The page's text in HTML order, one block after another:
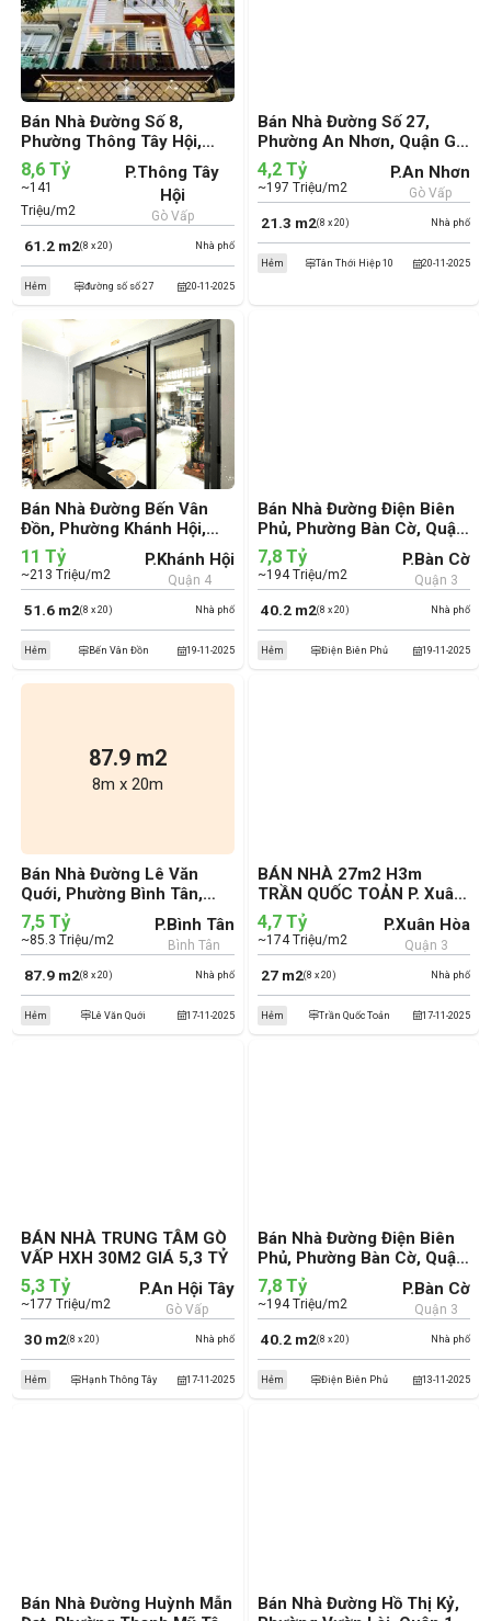
Bán Nhà Đường Số 8,
Phường Thông Tây Hội,
Quận Gò Vấp (cũ)
Nhà phố
61.2 m2(8 x 20)
8,6 Tỷ
~141
Triệu/m2
P.Thông Tây
Hội
Gò Vấp
20-11-2025
Hẻm đường số số 27
Bán Nhà Đường Số 27,
Phường An Nhơn, Quận Gò
Vấp (cũ)
Nhà phố
21.3 m2(8 x 20)
4,2 Tỷ
~197 Triệu/m2
P.An Nhơn
Gò Vấp
20-11-2025
Hẻm Tân Thới Hiệp 10
Bán Nhà Đường Bến Vân
Đồn, Phường Khánh Hội,
Quận 4 (cũ)
Nhà phố
51.6 m2(8 x 20)
11 Tỷ
~213 Triệu/m2
P.Khánh Hội
Quận 4
19-11-2025
Hẻm Bến Vân Đồn
Bán Nhà Đường Điện Biên
Phủ, Phường Bàn Cờ, Quận
3 (cũ)
Nhà phố
40.2 m2(8 x 20)
7,8 Tỷ
~194 Triệu/m2
P.Bàn Cờ
Quận 3
19-11-2025
Hẻm Điện Biên Phủ
87.9 m2
8m x 20m
Bán Nhà Đường Lê Văn
Quới, Phường Bình Tân,
Quận Bình Tân (cũ)
Nhà phố
87.9 m2(8 x 20)
7,5 Tỷ
~85.3 Triệu/m2
P.Bình Tân
Bình Tân
17-11-2025
Hẻm Lê Văn Quới
BÁN NHÀ 27m2 H3m
TRẦN QUỐC TOẢN P. Xuân
Hòa chỉ 4.7 tỷ. Bank định
giá 4.3 tỷ
Nhà phố
27 m2(8 x 20)
4,7 Tỷ
~174 Triệu/m2
P.Xuân Hòa
Quận 3
17-11-2025
Hẻm Trần Quốc Toản
BÁN NHÀ TRUNG TÂM GÒ
VẤP HXH 30M2 GIÁ 5,3 TỶ
Nhà phố
30 m2(8 x 20)
5,3 Tỷ
~177 Triệu/m2
P.An Hội Tây
Gò Vấp
17-11-2025
Hẻm Hạnh Thông Tây
Bán Nhà Đường Điện Biên
Phủ, Phường Bàn Cờ, Quận
3 (cũ)
Nhà phố
40.2 m2(8 x 20)
7,8 Tỷ
~194 Triệu/m2
P.Bàn Cờ
Quận 3
13-11-2025
Hẻm Điện Biên Phủ
Bán Nhà Đường Huỳnh Mẫn
Bán Nhà Đường Hồ Thị Kỷ,